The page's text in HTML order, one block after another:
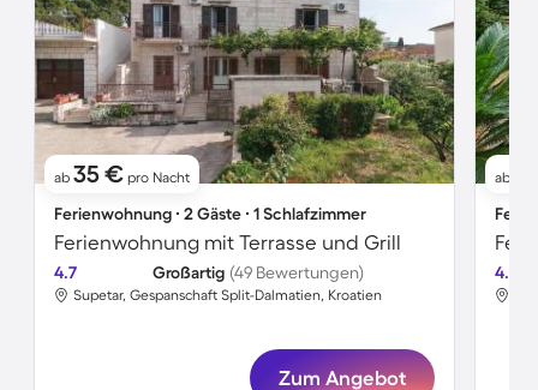
ab 35 € pro Nacht
Ferienwohnung ∙ 2 Gäste ∙ 1 Schlafzimmer
Ferienwohnung mit Terrasse und Grill
4.7 Großartig (49 Bewertungen)
Supetar, Gespanschaft Split-Dalmatien, Kroatien
Zum Angebot
ab
4.8